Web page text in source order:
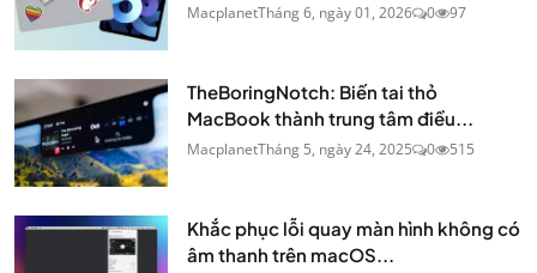
MacplanetTháng 6, ngày 01, 2026 0 97
TheBoringNotch: Biến tai thỏ
MacBook thành trung tâm điều...
MacplanetTháng 5, ngày 24, 2025 0 515
Khắc phục lỗi quay màn hình không có
âm thanh trên macOS...